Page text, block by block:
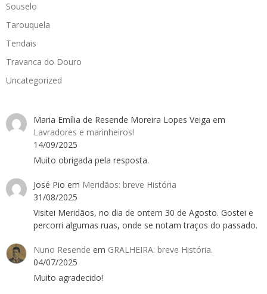
Souselo
Tarouquela
Tendais
Travanca do Douro
Uncategorized
Maria Emília de Resende Moreira Lopes Veiga em
Lavradores e marinheiros!
14/09/2025
Muito obrigada pela resposta.
José Pio em Meridãos: breve História
31/08/2025
Visitei Meridãos, no dia de ontem 30 de Agosto. Gostei e
percorri algumas ruas, onde se notam traços do passado.
Nuno Resende em GRALHEIRA: breve História.
04/07/2025
Muito agradecido!